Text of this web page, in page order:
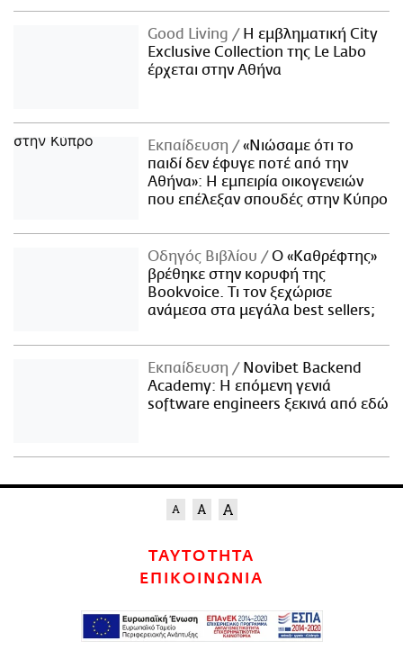
Good Living
Η εμβληματική City
Exclusive Collection της Le Labo
έρχεται στην Αθήνα
Εκπαίδευση
«Νιώσαμε ότι το
παιδί δεν έφυγε ποτέ από την
Αθήνα»: Η εμπειρία οικογενειών
που επέλεξαν σπουδές στην Κύπρο
Οδηγός Βιβλίου
Ο «Καθρέφτης»
βρέθηκε στην κορυφή της
Bookvoice. Τι τον ξεχώρισε
ανάμεσα στα μεγάλα best sellers;
Εκπαίδευση
Novibet Backend
Academy: Η επόμενη γενιά
software engineers ξεκινά από εδώ
ΤΑΥΤΟΤΗΤΑ
ΕΠΙΚΟΙΝΩΝΙΑ